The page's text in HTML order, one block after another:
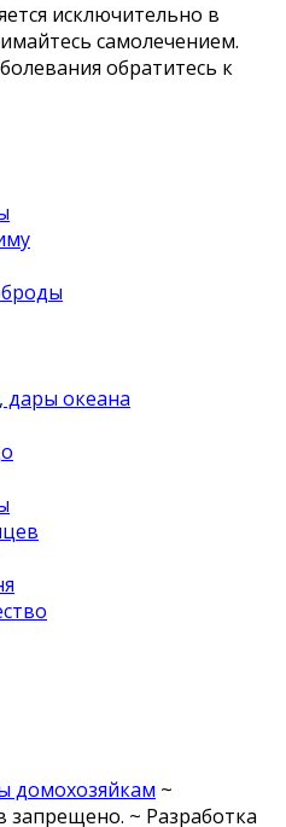
исключительно в
самолечением.
обратитесь к
океана
домохозяйкам ~
~ Разработка